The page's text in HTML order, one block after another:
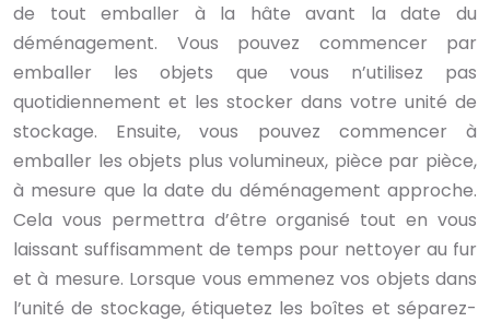
de tout emballer à la hâte avant la date du
déménagement. Vous pouvez commencer par
emballer les objets que vous n’utilisez pas
quotidiennement et les stocker dans votre unité de
stockage. Ensuite, vous pouvez commencer à
emballer les objets plus volumineux, pièce par pièce,
à mesure que la date du déménagement approche.
Cela vous permettra d’être organisé tout en vous
laissant suffisamment de temps pour nettoyer au fur
et à mesure. Lorsque vous emmenez vos objets dans
l’unité de stockage, étiquetez les boîtes et séparez-